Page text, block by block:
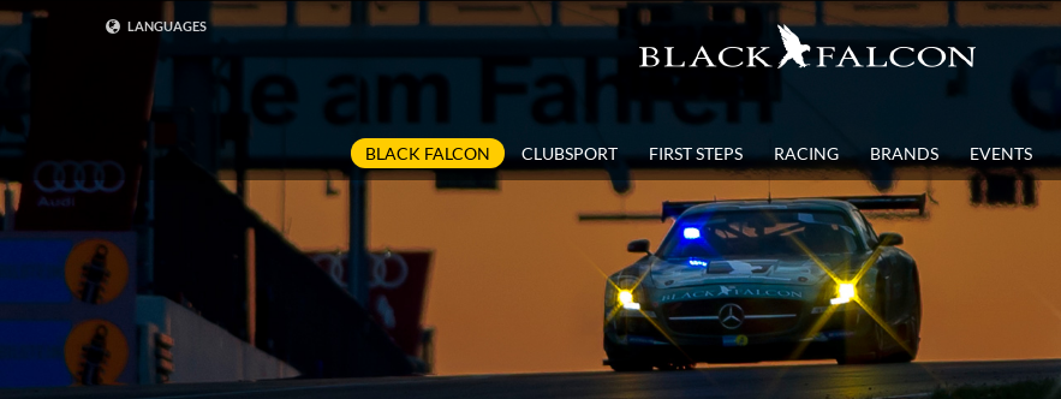
LANGUAGES
BLACK FALCON CLUBSPORT FIRST STEPS RACING BRANDS EVENTS